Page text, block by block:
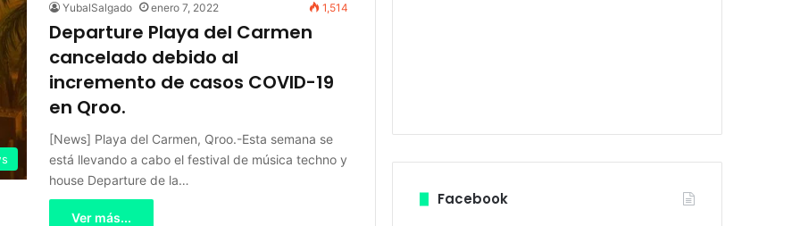
YubalSalgado enero 7, 2022 1,514
Departure Playa del Carmen
cancelado debido al
incremento de casos COVID-19
en Qroo.
[News] Playa del Carmen, Qroo.-Esta semana se
está llevando a cabo el festival de música techno y
house Departure de la…
Ver más...
Facebook